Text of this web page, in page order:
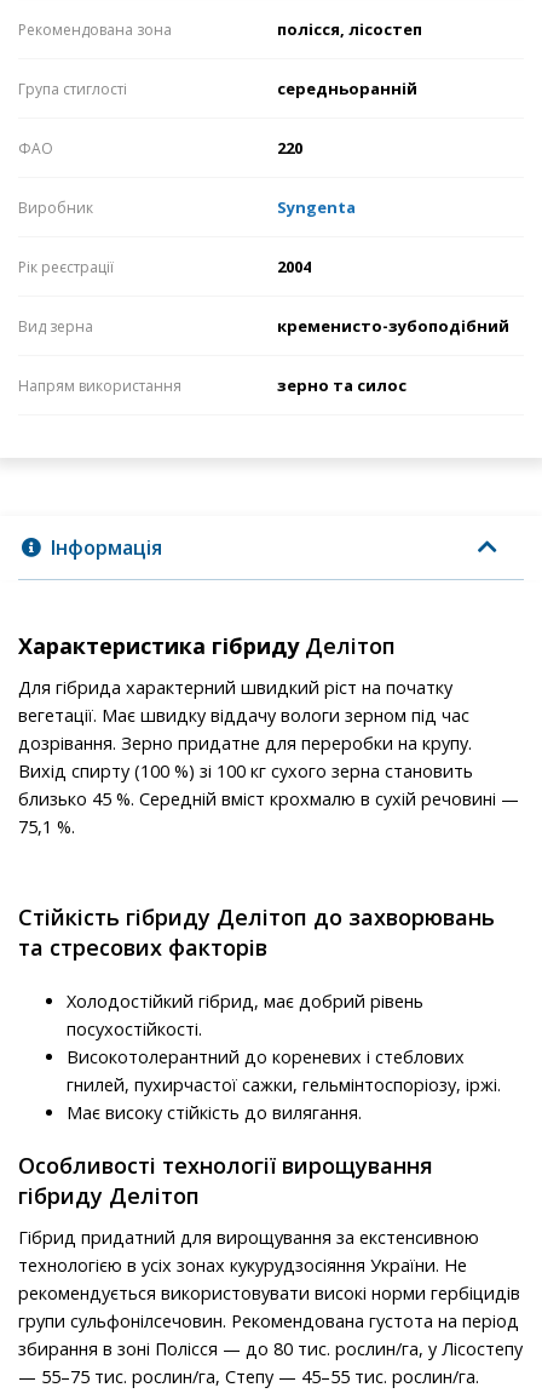
Рекомендована зона полісся, лісостеп
Група стиглості середньоранній
ФАО 220
Виробник Syngenta
Рік реєстрації 2004
Вид зерна кременисто-зубоподібний
Напрям використання зерно та силос
Інформація
Характеристика гібридуДелітоп
Для гібрида характерний швидкий ріст на початку
вегетації. Має швидку віддачу вологи зерном під час
дозрівання. Зерно придатне для переробки на крупу.
Вихід спирту (100 %) зі 100 кг сухого зерна становить
близько 45 %. Середній вміст крохмалю в сухій речовині —
75,1 %.
Стійкість гібриду Делітоп до захворювань
та стресових факторів
Холодостійкий гібрид, має добрий рівень
посухостійкості.
Високотолерантний до кореневих і стеблових
гнилей, пухирчастої сажки, гельмінтоспоріозу, іржі.
Має високу стійкість до вилягання.
Особливості технології вирощування
гібриду Делітоп
Гібрид придатний для вирощування за екстенсивною
технологією в усіх зонах кукурудзосіяння України. Не
рекомендується використовувати високі норми гербіцидів
групи сульфонілсечовин. Рекомендована густота на період
збирання в зоні Полісся — до 80 тис. рослин/га, у Лісостепу
— 55–75 тис. рослин/га, Степу — 45–55 тис. рослин/га.